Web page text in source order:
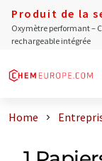
Produit de la
Oxymètre performant –
rechargeable intégrée
Home